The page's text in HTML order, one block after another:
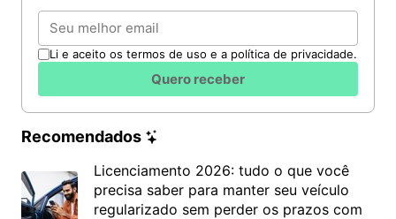
Email
Li e aceito os termos de uso e a política de privacidade.
Quero receber
Recomendados
Licenciamento 2026: tudo o que você
precisa saber para manter seu veículo
regularizado sem perder os prazos com